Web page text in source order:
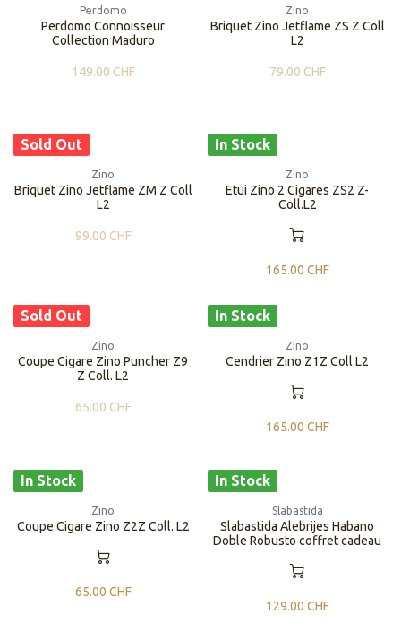
Perdomo
Perdomo Connoisseur
Collection Maduro
149.00 CHF
Zino
Briquet Zino Jetflame ZS Z Coll
L2
79.00 CHF
Sold Out
Zino
Briquet Zino Jetflame ZM Z Coll
L2
99.00 CHF
In Stock
Zino
Etui Zino 2 Cigares ZS2 Z-
Coll.L2
165.00 CHF
Sold Out
Zino
Coupe Cigare Zino Puncher Z9
Z Coll. L2
65.00 CHF
In Stock
Zino
Cendrier Zino Z1Z Coll.L2
165.00 CHF
In Stock
Zino
Coupe Cigare Zino Z2Z Coll. L2
65.00 CHF
In Stock
Slabastida
Slabastida Alebrijes Habano
Doble Robusto coffret cadeau
129.00 CHF